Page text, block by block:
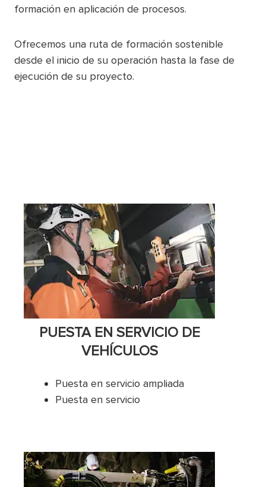
formación en aplicación de procesos.
Ofrecemos una ruta de formación sostenible
desde el inicio de su operación hasta la fase de
ejecución de su proyecto.
PUESTA EN SERVICIO DE
VEHÍCULOS
Puesta en servicio ampliada
Puesta en servicio